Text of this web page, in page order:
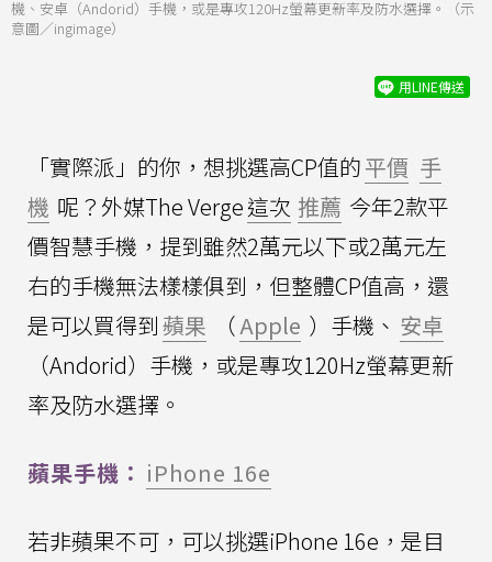
機、安卓（Andorid）手機，或是專攻120Hz螢幕更新率及防水選擇。（示
意圖／ingimage）
用LINE傳送
「實際派」的你，想挑選高CP值的平價 手
機 呢？外媒The Verge這次 推薦 今年2款平
價智慧手機，提到雖然2萬元以下或2萬元左
右的手機無法樣樣俱到，但整體CP值高，還
是可以買得到蘋果 （Apple ）手機、 安卓
（Andorid）手機，或是專攻120Hz螢幕更新
率及防水選擇。
蘋果手機： iPhone 16e
若非蘋果不可，可以挑選iPhone 16e，是目